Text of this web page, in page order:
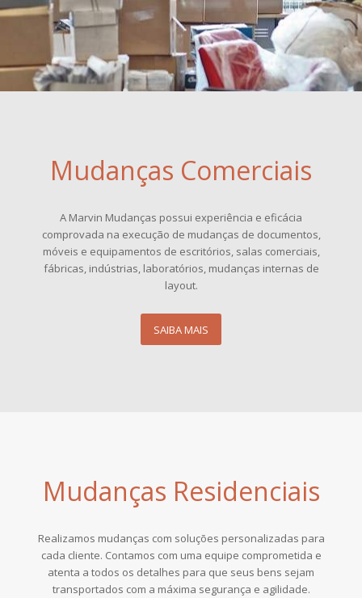
Mudanças Comerciais
A Marvin Mudanças possui experiência e eficácia
comprovada na execução de mudanças de documentos,
móveis e equipamentos de escritórios, salas comerciais,
fábricas, indústrias, laboratórios, mudanças internas de
layout.
SAIBA MAIS
Mudanças Residenciais
Realizamos mudanças com soluções personalizadas para
cada cliente. Contamos com uma equipe comprometida e
atenta a todos os detalhes para que seus bens sejam
transportados com a máxima segurança e agilidade.